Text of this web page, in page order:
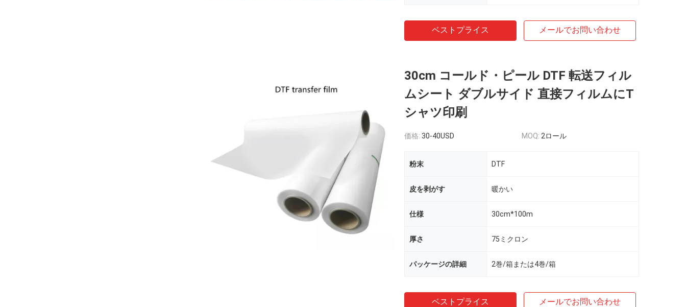
ベストプライス メールでお問い合わせ
30cm コールド・ピール DTF 転送フィル
ムシート ダブルサイド 直接フィルムにT
シャツ印刷
価格: 30-40USD MOQ: 2ロール
粉末 DTF
皮を剥がす 暖かい
仕様 30cm*100m
厚さ 75ミクロン
パッケージの詳細 2巻/箱または4巻/箱
ベストプライス メールでお問い合わせ